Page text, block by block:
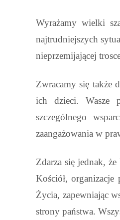
Wyrażamy wielki
najtrudniejszych
nieprzemijającej
Zwracamy się także
ich dzieci. Wasze
szczególnego
zaangażowania w
Zdarza się jednak,
Kościół,
Życia, zapewniając
strony państwa.